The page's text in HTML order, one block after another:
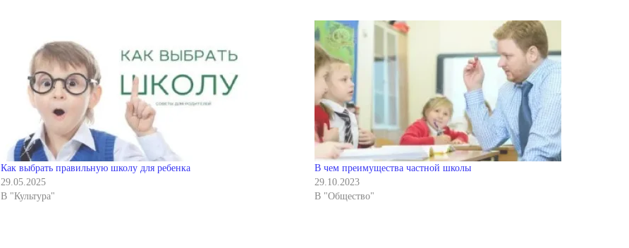
Как выбрать правильную школу для ребенка
29.05.2025
В "Культура"
В чем преимущества частной школы
29.10.2023
В "Общество"